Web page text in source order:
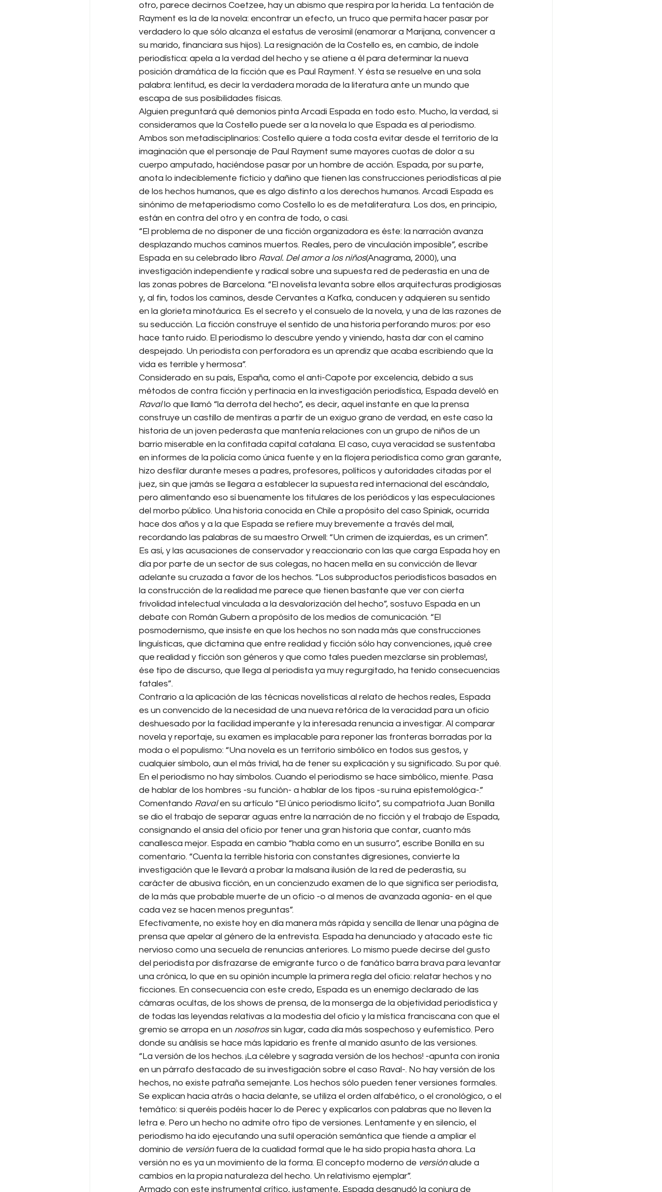
otro, parece decirnos Coetzee, hay un abismo que respira por la herida. La tentación de
Rayment es la de la novela: encontrar un efecto, un truco que permita hacer pasar por
verdadero lo que sólo alcanza el estatus de verosímil (enamorar a Marijana, convencer a
su marido, financiara sus hijos). La resignación de la Costello es, en cambio, de índole
periodística: apela a la verdad del hecho y se atiene a él para determinar la nueva
posición dramática de la ficción que es Paul Rayment. Y ésta se resuelve en una sola
palabra: lentitud, es decir la verdadera morada de la literatura ante un mundo que
escapa de sus posibilidades físicas.
Alguien preguntará qué demonios pinta Arcadi Espada en todo esto. Mucho, la verdad, si
consideramos que la Costello puede ser a la novela lo que Espada es al periodismo.
Ambos son metadisciplinarios: Costello quiere a toda costa evitar desde el territorio de la
imaginación que el personaje de Paul Rayment sume mayores cuotas de dolor a su
cuerpo amputado, haciéndose pasar por un hombre de acción. Espada, por su parte,
anota lo indeciblemente ficticio y dañino que tienen las construcciones periodísticas al pie
de los hechos humanos, que es algo distinto a los derechos humanos. Arcadi Espada es
sinónimo de metaperiodismo como Costello lo es de metaliteratura. Los dos, en principio,
están en contra del otro y en contra de todo, o casi.
“El problema de no disponer de una ficción organizadora es éste: la narración avanza
desplazando muchos caminos muertos. Reales, pero de vinculación imposible”, escribe
Espada en su celebrado libro Raval. Del amor a los niños(Anagrama, 2000), una
investigación independiente y radical sobre una supuesta red de pederastia en una de
las zonas pobres de Barcelona. “El novelista levanta sobre ellos arquitecturas prodigiosas
y, al fin, todos los caminos, desde Cervantes a Kafka, conducen y adquieren su sentido
en la glorieta minotáurica. Es el secreto y el consuelo de la novela, y una de las razones de
su seducción. La ficción construye el sentido de una historia perforando muros: por eso
hace tanto ruido. El periodismo lo descubre yendo y viniendo, hasta dar con el camino
despejado. Un periodista con perforadora es un aprendiz que acaba escribiendo que la
vida es terrible y hermosa”.
Considerado en su país, España, como el anti-Capote por excelencia, debido a sus
métodos de contra ficción y pertinacia en la investigación periodística, Espada develó en
Raval lo que llamó “la derrota del hecho”, es decir, aquel instante en que la prensa
construye un castillo de mentiras a partir de un exiguo grano de verdad, en este caso la
historia de un joven pederasta que mantenía relaciones con un grupo de niños de un
barrio miserable en la confitada capital catalana. El caso, cuya veracidad se sustentaba
en informes de la policía como única fuente y en la flojera periodística como gran garante,
hizo desfilar durante meses a padres, profesores, políticos y autoridades citadas por el
juez, sin que jamás se llegara a establecer la supuesta red internacional del escándalo,
pero alimentando eso sí buenamente los titulares de los periódicos y las especulaciones
del morbo público. Una historia conocida en Chile a propósito del caso Spiniak, ocurrida
hace dos años y a la que Espada se refiere muy brevemente a través del mail,
recordando las palabras de su maestro Orwell: “Un crimen de izquierdas, es un crimen”.
Es así, y las acusaciones de conservador y reaccionario con las que carga Espada hoy en
día por parte de un sector de sus colegas, no hacen mella en su convicción de llevar
adelante su cruzada a favor de los hechos. “Los subproductos periodísticos basados en
la construcción de la realidad me parece que tienen bastante que ver con cierta
frivolidad intelectual vinculada a la desvalorización del hecho”, sostuvo Espada en un
debate con Román Gubern a propósito de los medios de comunicación. “El
posmodernismo, que insiste en que los hechos no son nada más que construcciones
linguísticas, que dictamina que entre realidad y ficción sólo hay convenciones, ¡qué cree
que realidad y ficción son géneros y que como tales pueden mezclarse sin problemas!,
ése tipo de discurso, que llega al periodista ya muy regurgitado, ha tenido consecuencias
fatales”.
Contrario a la aplicación de las técnicas novelísticas al relato de hechos reales, Espada
es un convencido de la necesidad de una nueva retórica de la veracidad para un oficio
deshuesado por la facilidad imperante y la interesada renuncia a investigar. Al comparar
novela y reportaje, su examen es implacable para reponer las fronteras borradas por la
moda o el populismo: “Una novela es un territorio simbólico en todos sus gestos, y
cualquier símbolo, aun el más trivial, ha de tener su explicación y su significado. Su por qué.
En el periodismo no hay símbolos. Cuando el periodismo se hace simbólico, miente. Pasa
de hablar de los hombres -su función- a hablar de los tipos -su ruina epistemológica-.”
Comentando Raval en su artículo “El único periodismo lícito”, su compatriota Juan Bonilla
se dio el trabajo de separar aguas entre la narración de no ficción y el trabajo de Espada,
consignando el ansia del oficio por tener una gran historia que contar, cuanto más
canallesca mejor. Espada en cambio “habla como en un susurro”, escribe Bonilla en su
comentario. “Cuenta la terrible historia con constantes digresiones, convierte la
investigación que le llevará a probar la malsana ilusión de la red de pederastia, su
carácter de abusiva ficción, en un concienzudo examen de lo que significa ser periodista,
de la más que probable muerte de un oficio -o al menos de avanzada agonía- en el que
cada vez se hacen menos preguntas”.
Efectivamente, no existe hoy en día manera más rápida y sencilla de llenar una página de
prensa que apelar al género de la entrevista. Espada ha denunciado y atacado este tic
nervioso como una secuela de renuncias anteriores. Lo mismo puede decirse del gusto
del periodista por disfrazarse de emigrante turco o de fanático barra brava para levantar
una crónica, lo que en su opinión incumple la primera regla del oficio: relatar hechos y no
ficciones. En consecuencia con este credo, Espada es un enemigo declarado de las
cámaras ocultas, de los shows de prensa, de la monserga de la objetividad periodística y
de todas las leyendas relativas a la modestia del oficio y la mística franciscana con que el
gremio se arropa en un nosotros sin lugar, cada día más sospechoso y eufemístico. Pero
donde su análisis se hace más lapidario es frente al manido asunto de las versiones.
“La versión de los hechos. ¡La célebre y sagrada versión de los hechos! -apunta con ironía
en un párrafo destacado de su investigación sobre el caso Raval-. No hay versión de los
hechos, no existe patraña semejante. Los hechos sólo pueden tener versiones formales.
Se explican hacia atrás o hacia delante, se utiliza el orden alfabético, o el cronológico, o el
temático: si queréis podéis hacer lo de Perec y explicarlos con palabras que no lleven la
letra e. Pero un hecho no admite otro tipo de versiones. Lentamente y en silencio, el
periodismo ha ido ejecutando una sutil operación semántica que tiende a ampliar el
dominio de versión fuera de la cualidad formal que le ha sido propia hasta ahora. La
versión no es ya un movimiento de la forma. El concepto moderno de versión alude a
cambios en la propia naturaleza del hecho. Un relativismo ejemplar”.
Armado con este instrumental crítico, justamente, Espada desanudó la conjura de